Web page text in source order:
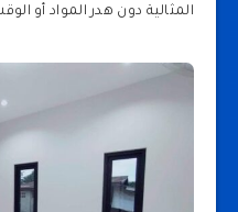
المثالية دون هدر المواد أو